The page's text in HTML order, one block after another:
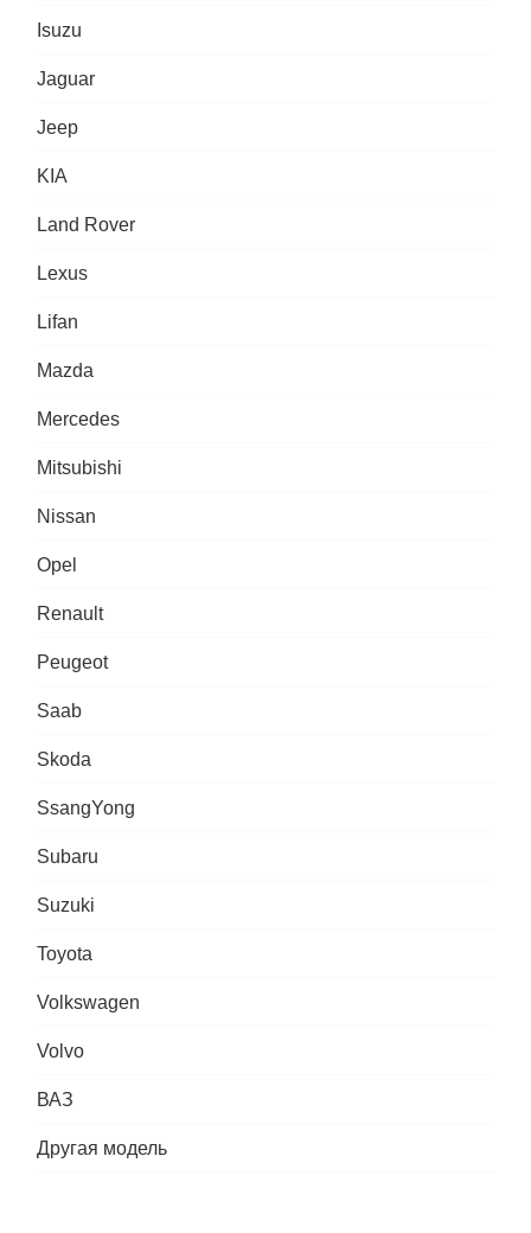
Isuzu
Jaguar
Jeep
KIA
Land Rover
Lexus
Lifan
Mazda
Mercedes
Mitsubishi
Nissan
Opel
Renault
Peugeot
Saab
Skoda
SsangYong
Subaru
Suzuki
Toyota
Volkswagen
Volvo
ВАЗ
Другая модель